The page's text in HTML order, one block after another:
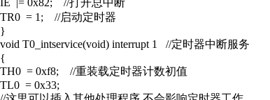
IE |= 0x82; //打开总中断
TR0 = 1; //启动定时器
}
void T0_intservice(void) interrupt 1 //定时器中断服务
{
TH0 = 0xf8; //重装载定时器计数初值
TL0 = 0x33;